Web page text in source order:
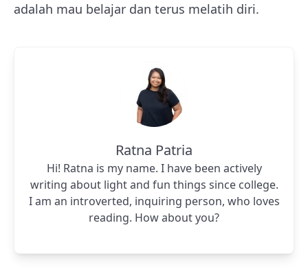
adalah mau belajar dan terus melatih diri.
Ratna Patria
Hi! Ratna is my name. I have been actively
writing about light and fun things since college.
I am an introverted, inquiring person, who loves
reading. How about you?